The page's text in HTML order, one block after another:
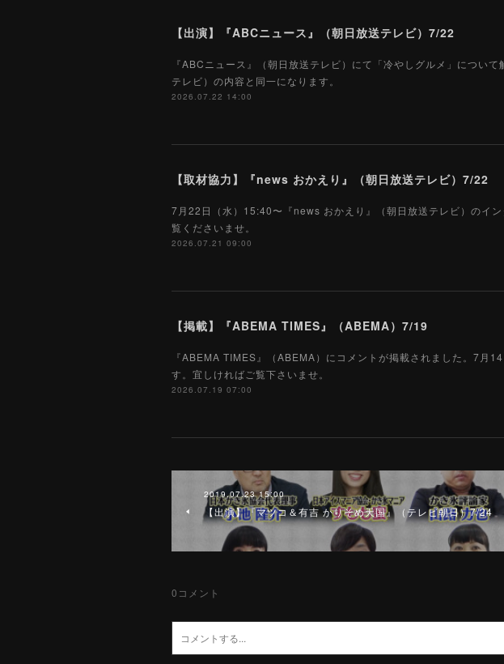
【出演】『ABCニュース』（朝日放送テレビ）7/22
『ABCニュース』（朝日放送テレビ）にて「冷やしグルメ」につい
テレビ）の内容と同一になります。
2026.07.22 14:00
【取材協力】『news おかえり』（朝日放送テレビ）7/22
7月22日（水）15:40〜『news おかえり』（朝日放送テレビ）のイ
覧くださいませ。
2026.07.21 09:00
【掲載】『ABEMA TIMES』（ABEMA）7/19
『ABEMA TIMES』（ABEMA）にコメントが掲載されました。7月
す。宜しければご覧下さいませ。
2026.07.19 07:00
2019.07.23 15:00
【出演】『マツコ＆有吉 かりそめ天国』（テレビ朝日）7/24
0 コメント